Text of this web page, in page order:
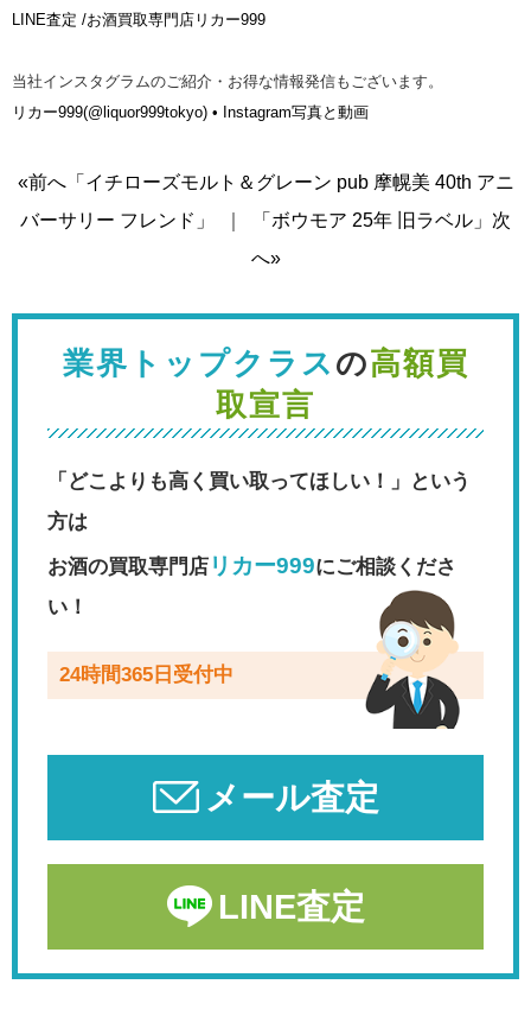
LINE査定 /お酒買取専門店リカー999
当社インスタグラムのご紹介・お得な情報発信もございます。
リカー999(@liquor999tokyo) • Instagram写真と動画
«前へ「イチローズモルト＆グレーン pub 摩幌美 40th アニ
バーサリー フレンド」
「ボウモア 25年 旧ラベル」次
へ»
業界トップクラス の高額買
取宣言
「どこよりも高く買い取ってほしい！」という
方は
お酒の買取専門店 リカー999にご相談くださ
い！
24時間365日受付中
メール査定
LINE査定